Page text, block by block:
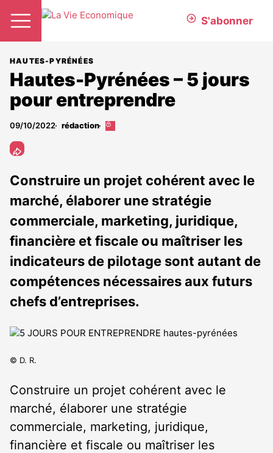
S'abonner
HAUTES-PYRÉNÉES
Hautes-Pyrénées – 5 jours
pour entreprendre
09/10/2022 rédaction
Cet
abonnés
Construire un projet cohérent avec le
marché, élaborer une stratégie
commerciale, marketing, juridique,
financière et fiscale ou maîtriser les
indicateurs de pilotage sont autant de
compétences nécessaires aux futurs
chefs d’entreprises.
© D. R.
Construire un projet cohérent avec le
marché, élaborer une stratégie
commerciale, marketing, juridique,
financière et fiscale ou maîtriser les